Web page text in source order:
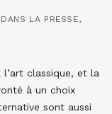
DANS LA PRESSE,
classique, et la
à un choix
sont aussi